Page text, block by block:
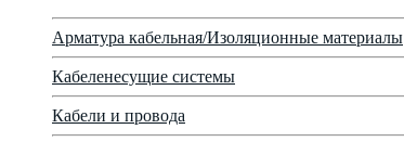
Арматура кабельная/Изоляционные материалы
Кабеленесущие системы
Кабели и провода